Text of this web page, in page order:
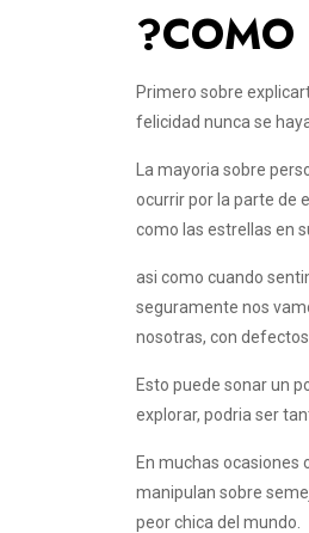
Primero sobre
felicidad nunca se
La mayoria sobre
ocurrir por la parte de
como las estrellas en
asi­ como cuando
seguramente nos
nosotras, con defectos
Esto puede sonar un
explorar, podri­a ser
En muchas ocasiones
manipulan sobre
peor chica del mundo.